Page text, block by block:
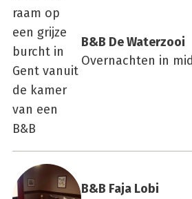
B&B De Water­zooi
Overnachten in
B&B Faja Lobi